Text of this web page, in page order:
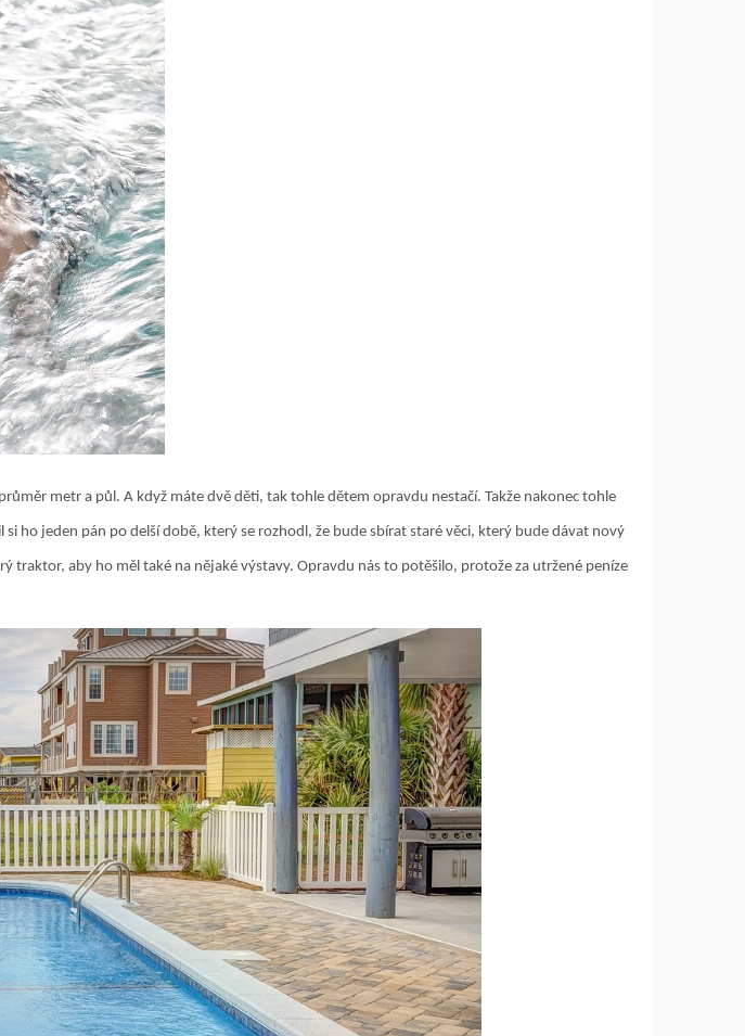
metr a půl. A když máte dvě děti, tak tohle dětem opravdu nestačí. Takže nakonec tohle
ho jeden pán po delší době, který se rozhodl, že bude sbírat staré věci, který bude dávat nový
traktor, aby ho měl také na nějaké výstavy. Opravdu nás to potěšilo, protože za utržené peníze